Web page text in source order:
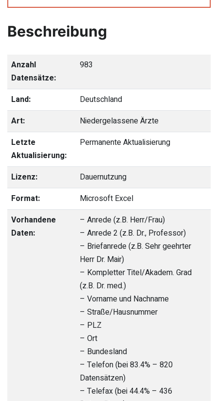
Beschreibung
Anzahl
Datensätze:
983
Land:
Deutschland
Art:
Niedergelassene Ärzte
Letzte
Aktualisierung:
Permanente Aktualisierung
Lizenz:
Dauernutzung
Format:
Microsoft Excel
Vorhandene
Daten:
– Anrede (z.B. Herr/Frau)
– Anrede 2 (z.B. Dr., Professor)
– Briefanrede (z.B. Sehr geehrter
Herr Dr. Mair)
– Kompletter Titel/Akadem. Grad
(z.B. Dr. med.)
– Vorname und Nachname
– Straße/Hausnummer
– PLZ
– Ort
– Bundesland
– Telefon (bei 83.4% – 820
Datensätzen)
– Telefax (bei 44.4% – 436